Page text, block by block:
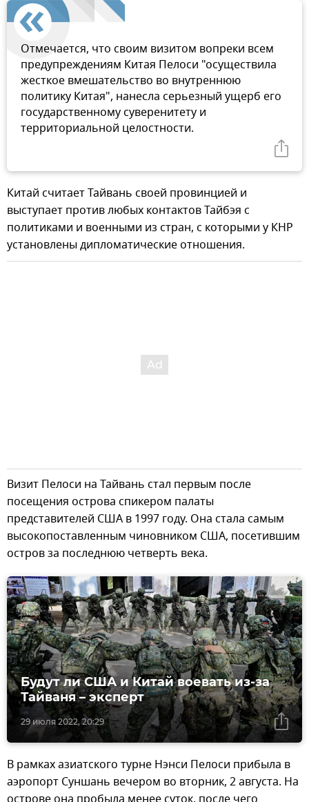
Отмечается, что своим визитом вопреки всем
предупреждениям Китая Пелоси "осуществила
жесткое вмешательство во внутреннюю
политику Китая", нанесла серьезный ущерб его
государственному суверенитету и
территориальной целостности.
Китай считает Тайвань своей провинцией и
выступает против любых контактов Тайбэя с
политиками и военными из стран, с которыми у КНР
установлены дипломатические отношения.
Визит Пелоси на Тайвань стал первым после
посещения острова спикером палаты
представителей США в 1997 году. Она стала самым
высокопоставленным чиновником США, посетившим
остров за последнюю четверть века.
29 июля 2022, 20:29
Будут ли США и Китай воевать из-за
Тайваня – эксперт
В рамках азиатского турне Нэнси Пелоси прибыла в
аэропорт Суншань вечером во вторник, 2 августа. На